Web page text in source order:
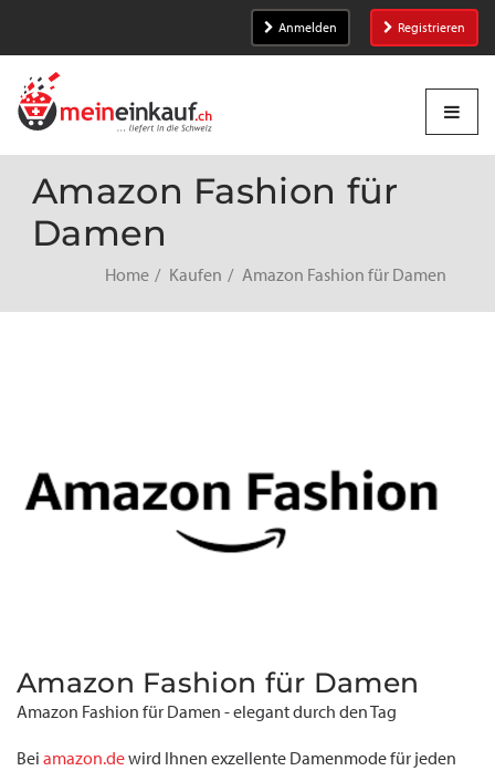
Anmelden Registrieren
Amazon Fashion für
Damen
Home Kaufen Amazon Fashion für Damen
Amazon Fashion für Damen
Amazon Fashion für Damen - elegant durch den Tag
Bei amazon.dewird Ihnen exzellente Damenmode für jeden